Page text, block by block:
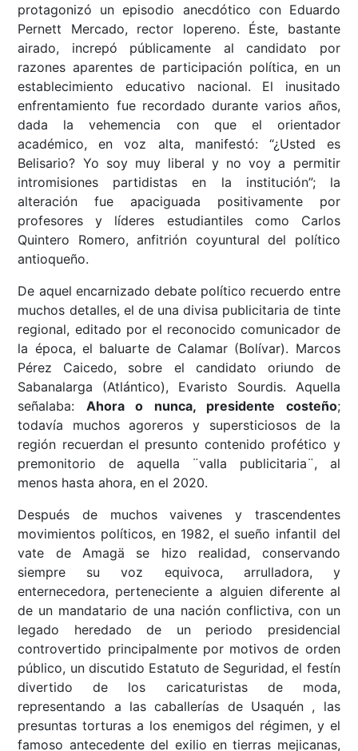
protagonizó un episodio anecdótico con Eduardo
Pernett Mercado, rector lopereno. Éste, bastante
airado, increpó públicamente al candidato por
razones aparentes de participación política, en un
establecimiento educativo nacional. El inusitado
enfrentamiento fue recordado durante varios años,
dada la vehemencia con que el orientador
académico, en voz alta, manifestó: “¿Usted es
Belisario? Yo soy muy liberal y no voy a permitir
intromisiones partidistas en la institución”; la
alteración fue apaciguada positivamente por
profesores y líderes estudiantiles como Carlos
Quintero Romero, anfitrión coyuntural del político
antioqueño.
De aquel encarnizado debate político recuerdo entre
muchos detalles, el de una divisa publicitaria de tinte
regional, editado por el reconocido comunicador de
la época, el baluarte de Calamar (Bolívar). Marcos
Pérez Caicedo, sobre el candidato oriundo de
Sabanalarga (Atlántico), Evaristo Sourdis. Aquella
señalaba: Ahora o nunca, presidente costeño;
todavía muchos agoreros y supersticiosos de la
región recuerdan el presunto contenido profético y
premonitorio de aquella ¨valla publicitaria¨, al
menos hasta ahora, en el 2020.
Después de muchos vaivenes y trascendentes
movimientos políticos, en 1982, el sueño infantil del
vate de Amagä se hizo realidad, conservando
siempre su voz equivoca, arrulladora, y
enternecedora, perteneciente a alguien diferente al
de un mandatario de una nación conflictiva, con un
legado heredado de un periodo presidencial
controvertido principalmente por motivos de orden
público, un discutido Estatuto de Seguridad, el festín
divertido de los caricaturistas de moda,
representando a las caballerías de Usaquén , las
presuntas torturas a los enemigos del régimen, y el
famoso antecedente del exilio en tierras mejicanas,